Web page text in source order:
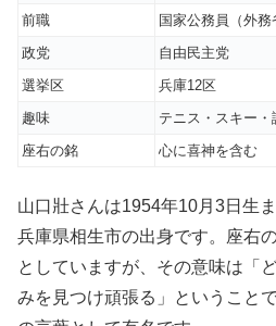
前職
国家公務員（外務
政党
自由民主党
選挙区
兵庫12区
趣味
テニス・スキー・
座右の銘
心に喜神を含む
山口壯さんは1954年10月3日生
兵庫県相生市の出身です。座右
としていますが、その意味は「
みを見つけ頑張る」ということ